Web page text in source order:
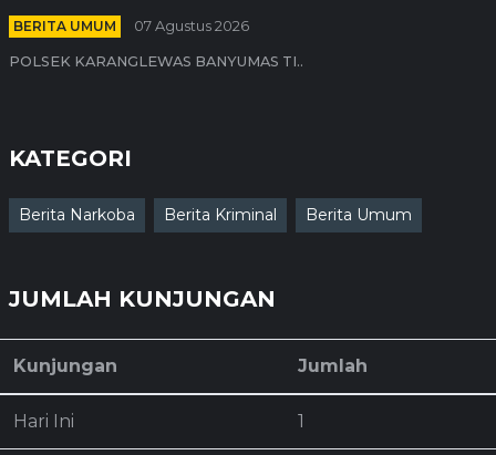
BERITA UMUM 07 Agustus 2026
POLSEK KARANGLEWAS BANYUMAS TI..
KATEGORI
Berita Narkoba Berita Kriminal Berita Umum
JUMLAH KUNJUNGAN
Kunjungan Jumlah
Hari Ini 1